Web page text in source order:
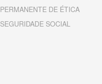
PERMANENTE DE ÉTICA
SEGURIDADE SOCIAL